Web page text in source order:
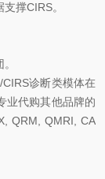
撑CIRS。
诊断类模体在
业代购其他品牌的
QRM, QMRI, CA